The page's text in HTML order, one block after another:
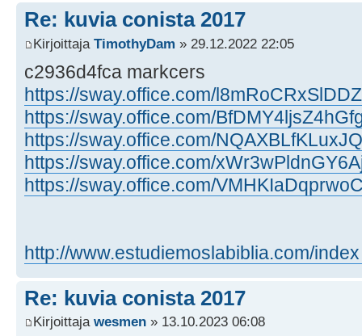
Re: kuvia conista 2017
Kirjoittaja TimothyDam » 29.12.2022 22:05
c2936d4fca markcers
https://sway.office.com/
https://sway.office.com/
https://sway.office.com/
https://sway.office.com/
https://sway.office.com/
http://www.estudiemoslabiblia.com/
Re: kuvia conista 2017
Kirjoittaja wesmen » 13.10.2023 06:08